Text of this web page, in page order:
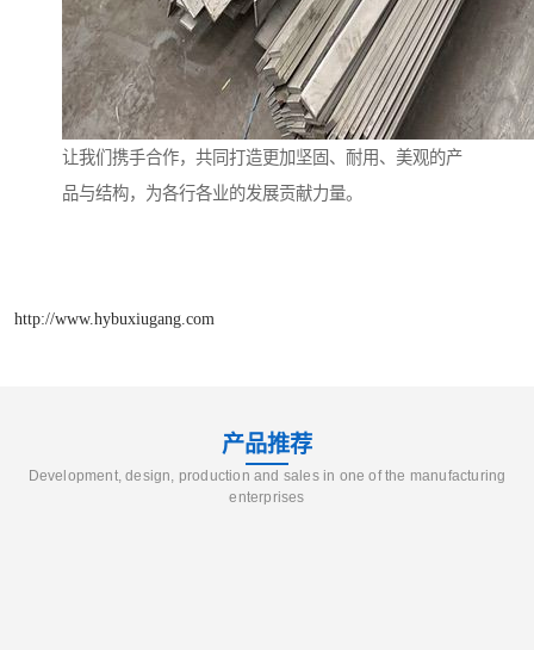
让我们携手合作，共同打造更加坚固、耐用、美观的产
品与结构，为各行各业的发展贡献力量。
http://www.hybuxiugang.com
产品推荐
Development, design, production and sales in one of the manufacturing
enterprises